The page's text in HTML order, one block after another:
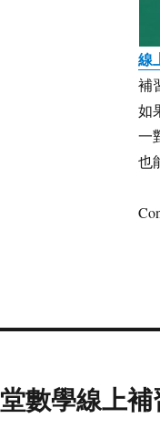
線
補
如
一
也
數學線上